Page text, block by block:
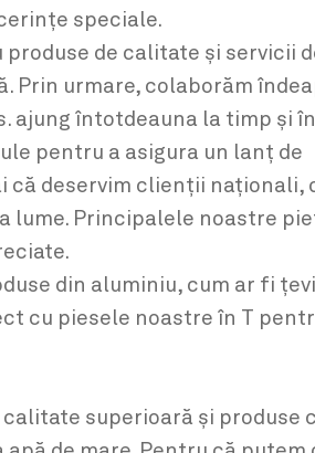
speciale.
de calitate și servicii
urmare, colaborăm
ajung întotdeauna la timp și
pentru a asigura un lanț de
deservim clienții naționali,
lume. Principalele noastre
din aluminiu, cum ar fi
cu piesele noastre în T
superioară și produse